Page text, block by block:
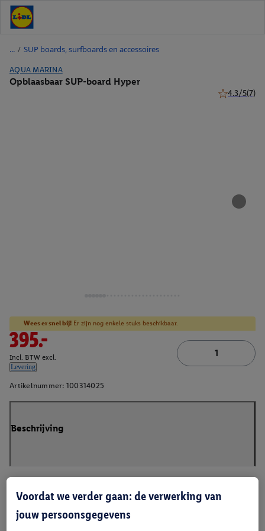
/ SUP boards, surfboards en accessoires
AQUA MARINA
Opblaasbaar SUP-board Hyper
4.3/5(7)
Wees er snel bij! Er zijn nog enkele stuks beschikbaar.
395.-
Incl. BTW excl.
Levering
Artikelnummer: 100314025
Beschrijving
Voordat we verder gaan: de verwerking van
jouw persoonsgegevens